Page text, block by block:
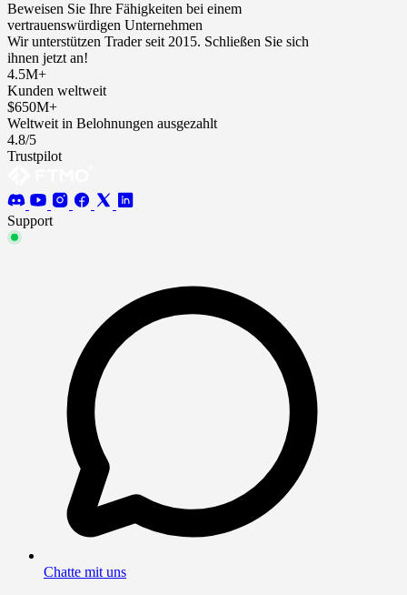
Beweisen Sie Ihre Fähigkeiten bei einem
vertrauenswürdigen Unternehmen
Wir unterstützen Trader seit 2015. Schließen Sie sich
ihnen jetzt an!
4.5M+
Kunden weltweit
$650M+
Weltweit in Belohnungen ausgezahlt
4.8/5
Trustpilot
Support
Chatte mit uns